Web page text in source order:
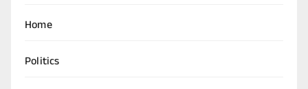
Home
Politics